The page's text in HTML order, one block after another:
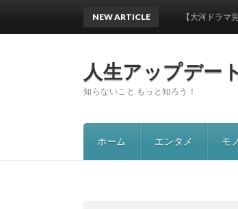
人生アップデー
知らないこと もっと知ろう！
ホーム エンタメ モ
NEW ARTICLE【大河ドラマ完全ガイド